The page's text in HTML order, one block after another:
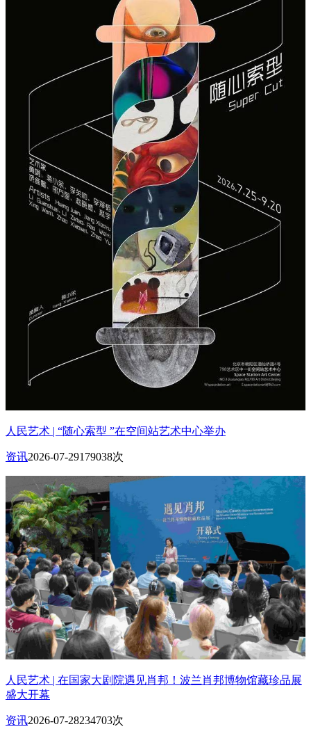
人民艺术 | “随心索型 ”在空间站艺术中心举办
资讯2026-07-29179038次
人民艺术 | 在国家大剧院遇见肖邦！波兰肖邦博物馆藏珍品展
盛大开幕
资讯2026-07-28234703次